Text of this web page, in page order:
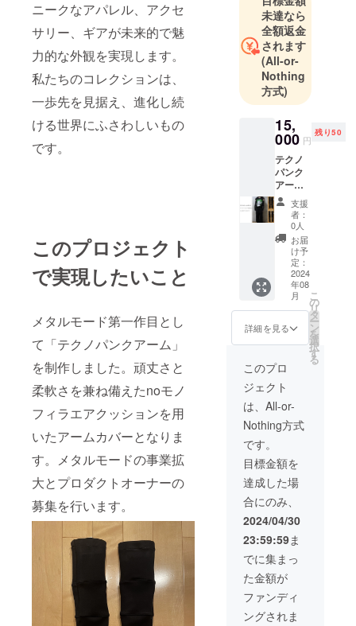
ニークなアパレル、アクセ
サリー、ギアが未来的で魅
力的な外観を実現します。
私たちのコレクションは、
一歩先を見据え、進化し続
ける世界にふさわしいもの
です。
このプロジェクト
で実現したいこと
メタルモード第一作目とし
て「テクノパンクアーム」
を制作しました。頑丈さと
柔軟さを兼ね備えたnoモノ
フィラエアクッションを用
いたアームカバーとなりま
す。メタルモードの事業拡
大とプロダクトオーナーの
募集を行います。
未達なら
全額返金
されます
(All-or-
Nothing
方式)
15,
000 円
残り50
テクノ
パンク
アー
ム ブ
ラック
（税
込・送
料込）
53cm
13cm
袖口巾
9.5cm
工場生
る際、
直径サ
イズの
微調整
を行う
ため、
も入り
やすい
よう改
良させ
ていた
だきま
す。 ※
若干の
個体差
があり
ます。
ご了承
くださ
支援
者：
0人
お届
け予
定：
2024
年08
月
詳細を見る
こ
の
リ
タ
ー
ン
を
選
択
す
る
このプロ
ジェクト
は、All-or-
Nothing方式
です。
目標金額を
達成した場
合にのみ、
2024/04/30
23:59:59ま
でに集まっ
た金額が
ファンディ
ングされま